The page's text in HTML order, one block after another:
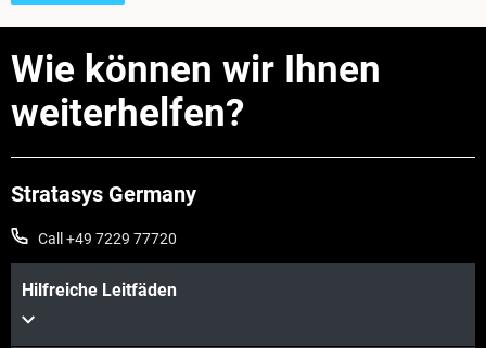
Wie können wir Ihnen
weiterhelfen?
Stratasys Germany
Call +49 7229 77720
Hilfreiche Leitfäden